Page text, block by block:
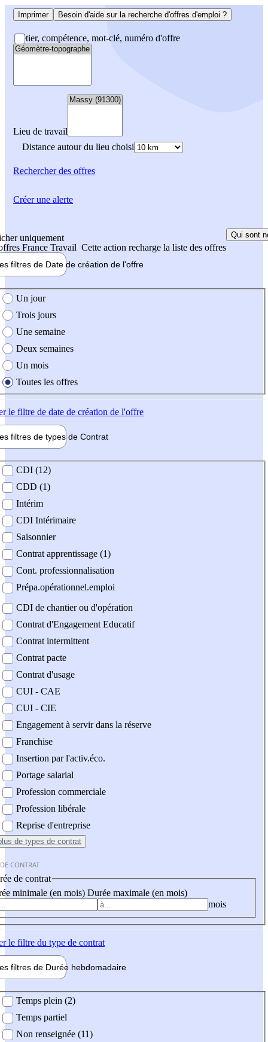
Imprimer Besoin d'aide sur la recherche d'offres d'emploi ?
Métier, compétence, mot-clé, numéro d'offre
Lieu de travail
Distance autour du lieu choisi
Rechercherdes offres
uniquement
France Travail Cette action recharge la liste des offres
Qui sont
filtres de Date de création de l'offre
création de l'offre
Un jour
Trois jours
Une semaine
Deux semaines
Un mois
Toutes les offres
le filtre de date de création de l'offre
filtres de types de Contrat
contrat
CDI (12)
CDD (1)
Intérim
CDI Intérimaire
Saisonnier
Contrat apprentissage (1)
Cont. professionnalisation
Prépa.opérationnel.emploi
CDI de chantier ou d'opération
Contrat d'Engagement Educatif
Contrat intermittent
Contrat pacte
Contrat d'usage
CUI - CAE
CUI - CIE
Engagement à servir dans la réserve
Franchise
Insertion par l'activ.éco.
Portage salarial
Profession commerciale
Profession libérale
Reprise d'entreprise
de types de contrat
CONTRAT
de contrat
minimale (en mois) Durée maximale (en mois)
mois
le filtre du type de contrat
filtres de Durée hebdomadaire
Temps plein (2)
Temps partiel
Non renseignée (11)
Créer une alerte